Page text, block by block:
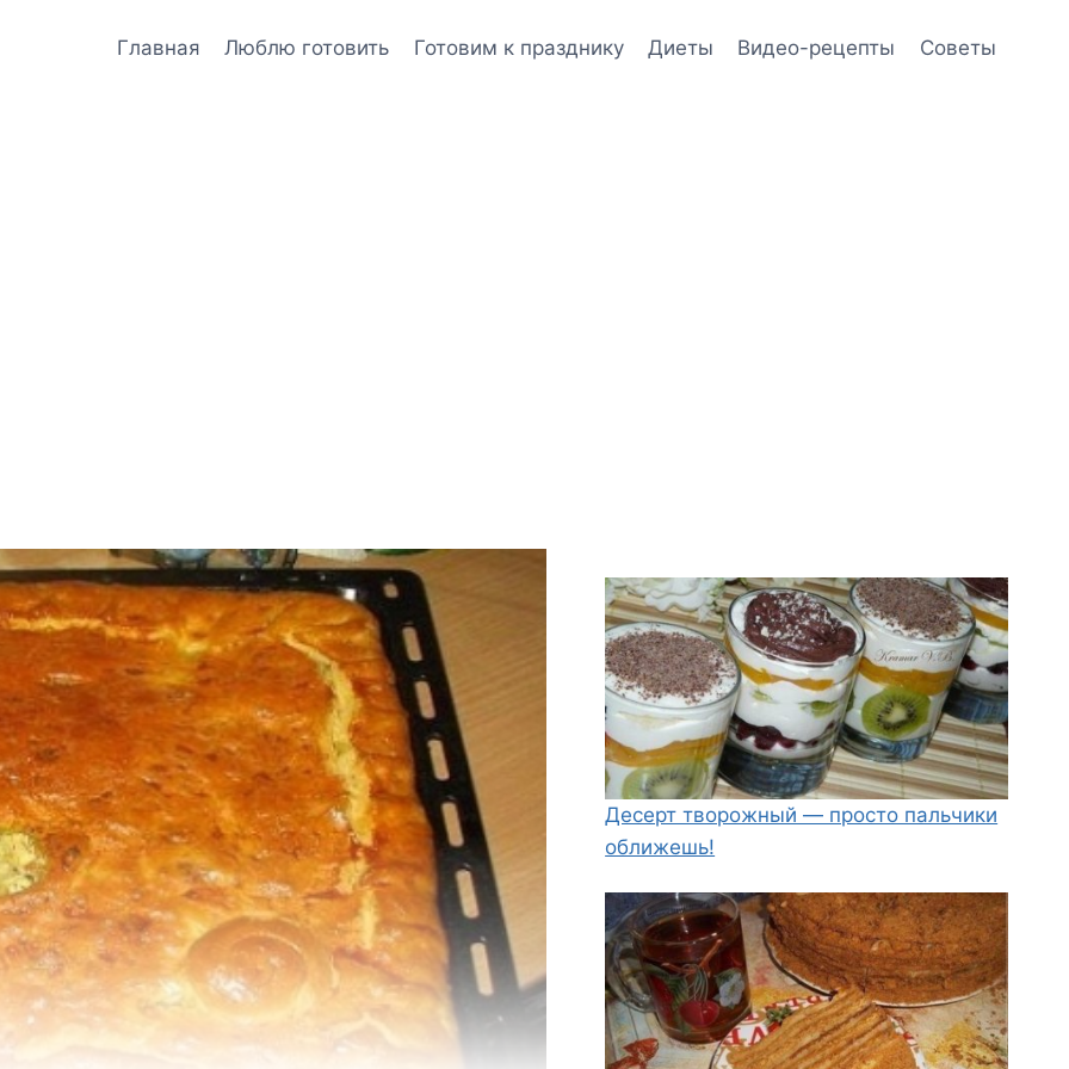
Главная Люблю готовить Готовим к празднику Диеты Видео-рецепты Советы
Десерт творожный — просто пальчики
оближешь!